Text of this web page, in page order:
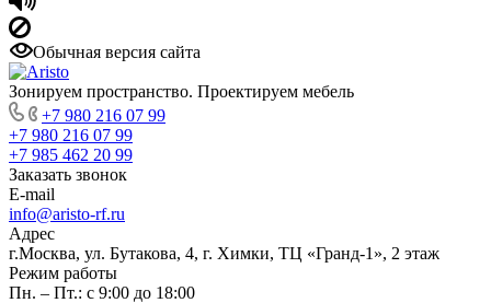
Обычная версия сайта
Зонируем пространство. Проектируем мебель
+7 980 216 07 99
+7 980 216 07 99
+7 985 462 20 99
Заказать звонок
E-mail
info@aristo-rf.ru
Адрес
г.Москва, ул. Бутакова, 4, г. Химки, ТЦ «Гранд-1», 2 этаж
Режим работы
Пн. – Пт.: с 9:00 до 18:00